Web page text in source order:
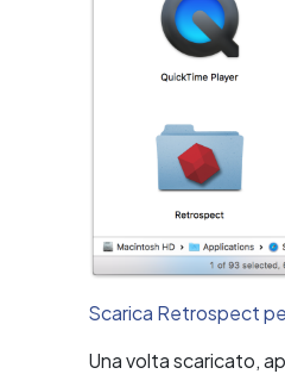
Scarica Retrospect
Una volta scaricato,